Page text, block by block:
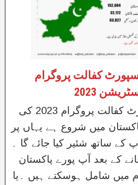
سپورٹ کفالت پروگرام
2023
بینظیر انکم سپورٹ کفالت پروگرام 2023 کی
میں شروع ہے یہاں پر
کے ساتھ شئیر کیا جائے گا ۔
کے بعد آپ پورے پاکستان
میں شامل ہوسکتے ہیں ۔یا